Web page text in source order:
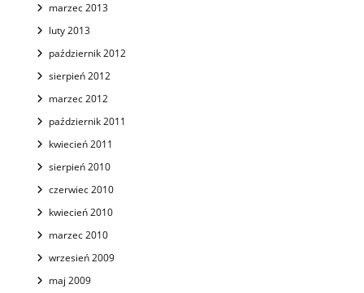
marzec 2013
luty 2013
październik 2012
sierpień 2012
marzec 2012
październik 2011
kwiecień 2011
sierpień 2010
czerwiec 2010
kwiecień 2010
marzec 2010
wrzesień 2009
maj 2009